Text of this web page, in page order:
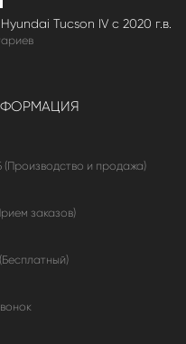
Tucson IV c 2020 г.в.
(Производство и продажа)
заказов)